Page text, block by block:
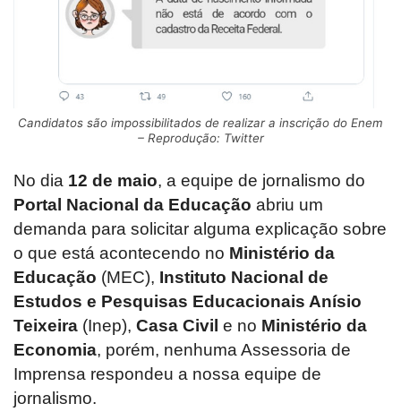
Candidatos são impossibilitados de realizar a inscrição do Enem
– Reprodução: Twitter
No dia 12 de maio, a equipe de jornalismo do
Portal Nacional da Educação abriu um
demanda para solicitar alguma explicação sobre
o que está acontecendo no Ministério da
Educação (MEC), Instituto Nacional de
Estudos e Pesquisas Educacionais Anísio
Teixeira (Inep), Casa Civil e no Ministério da
Economia, porém, nenhuma Assessoria de
Imprensa respondeu a nossa equipe de
jornalismo.